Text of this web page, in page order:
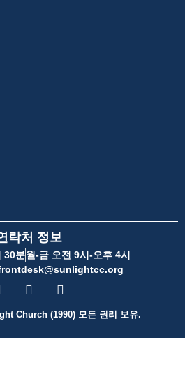
락처 정보
30분월-금 오전 9시-오후 4시
Church (1990) 모든 권리 보유.